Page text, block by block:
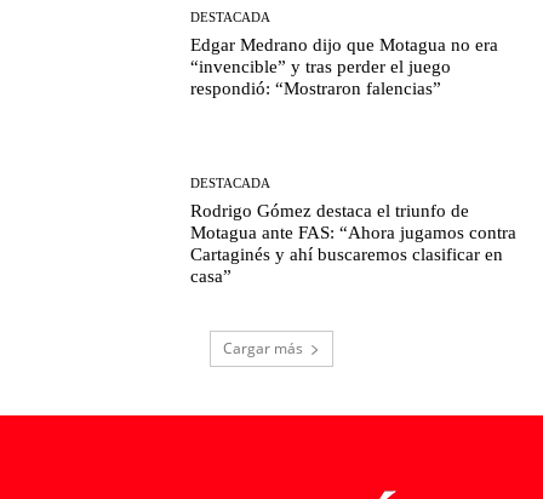
DESTACADA
Edgar Medrano dijo que Motagua no era
“invencible” y tras perder el juego
respondió: “Mostraron falencias”
DESTACADA
Rodrigo Gómez destaca el triunfo de
Motagua ante FAS: “Ahora jugamos contra
Cartaginés y ahí buscaremos clasificar en
casa”
Cargar más